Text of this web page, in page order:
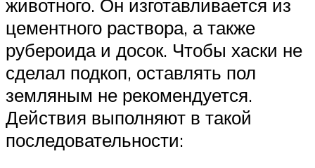
животного. Он изготавливается из
цементного раствора, а также
рубероида и досок. Чтобы хаски не
сделал подкоп, оставлять пол
земляным не рекомендуется.
Действия выполняют в такой
последовательности: